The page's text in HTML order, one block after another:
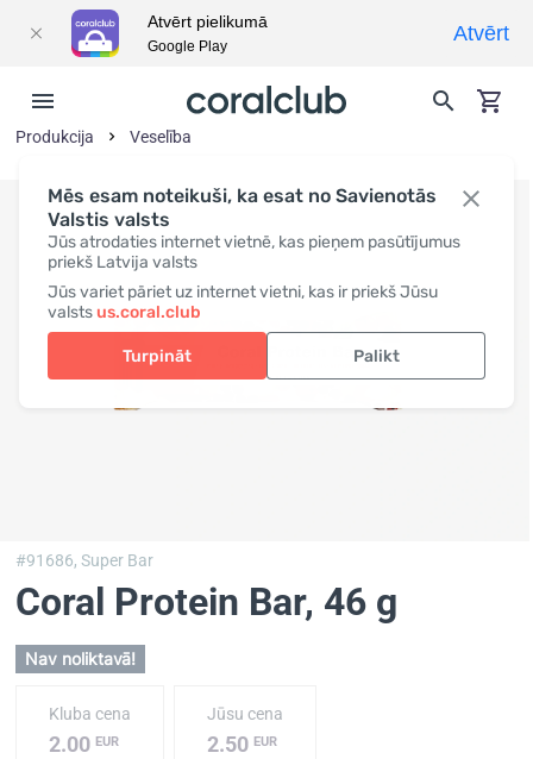
Mēs esam noteikuši, ka esat no Savienotās
Valstis valsts
Jūs atrodaties internet vietnē, kas pieņem pasūtījumus
priekš Latvija valsts
Jūs variet pāriet uz internet vietni, kas ir priekš Jūsu
valstsus.coral.club
Turpināt Palikt
Produkcija Veselība
#91686,Super Bar
Coral Protein Bar, 46 g
Nav noliktavā!
Kluba cena
2.00 EUR
Jūsu cena
2.50EUR
Atvērt pielikumā
Google Play
Atvērt